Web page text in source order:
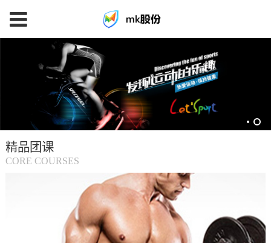
育
(中
精品团课
CORE COURSES